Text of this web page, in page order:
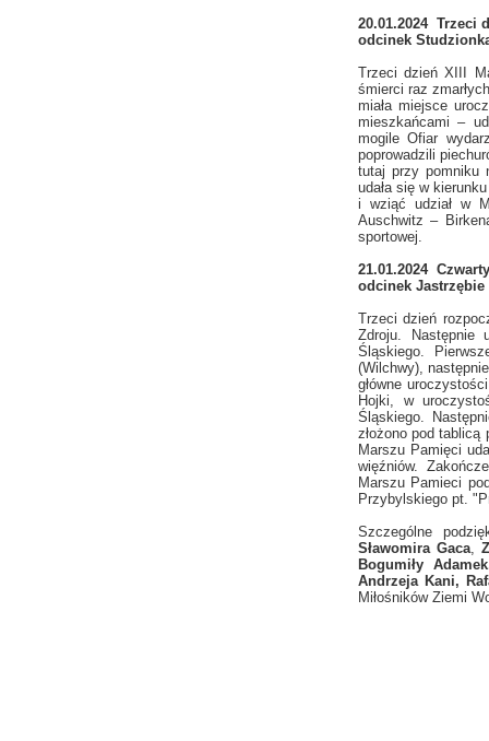
20.01.2024 Trzeci
odcinek
Trzeci dzień XIII
śmierci raz
miała miejsce
mieszkańcami –
mogile Ofiar
poprowadzili
tutaj przy pomniku
udała się w
i wziąć udział w
Auschwitz –
sportowej.
21.01.2024
odcinek Jastrzębie
Trzeci dzień
Zdroju. Następnie
Śląskiego.
(Wilchwy),
główne
Hojki, w
Śląskiego.
złożono pod
Marszu Pamięci
więźniów.
Marszu Pamieci
Przybylskiego pt.
Szczególne
Sławomira Gaca,
Bogumiły
Andrzeja Kani,
Miłośników Ziemi